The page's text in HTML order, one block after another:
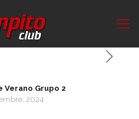
Verano Grupo 2
2024